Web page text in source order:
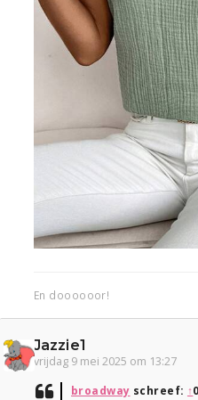
En doooooor!
Jazzie1
vrijdag 9 mei 2025 om 13:27
broadway schreef: ↑